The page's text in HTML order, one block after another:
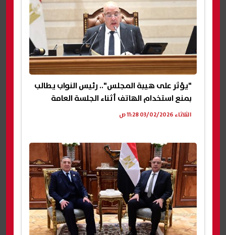
"يؤثر على هيبة المجلس".. رئيس النواب يطالب
بمنع استخدام الهاتف أثناء الجلسة العامة
الثلاثاء 03/02/2026 11:28 ص